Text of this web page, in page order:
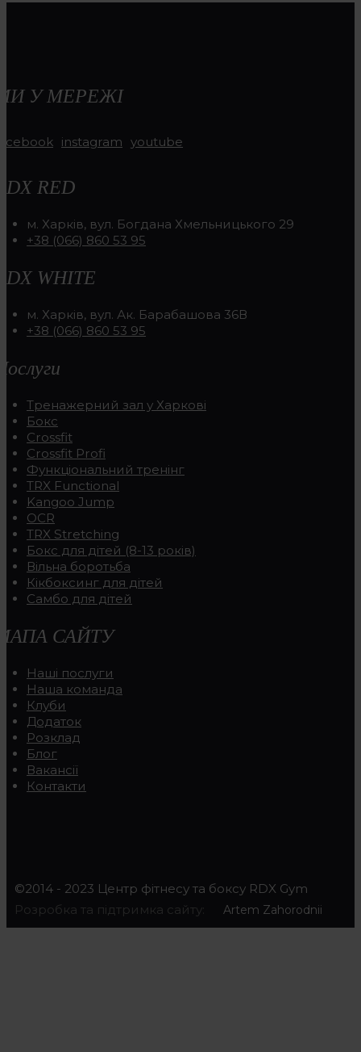
У МЕРЕЖІ
instagram youtube
RED
м. Харків, вул. Богдана Хмельницького 29
+38 (066) 860 53 95
WHITE
м. Харків, вул. Ак. Барабашова 36В
+38 (066) 860 53 95
Тренажерний зал у Харкові
Бокс
Crossfit
Crossfit Profi
Функціональний тренінг
TRX Functional
Kangoo Jump
OCR
TRX Stretching
Бокс для дітей (8-13 років)
Вільна боротьба
Кікбоксинг для дітей
Самбо для дітей
САЙТУ
Наші послуги
Наша команда
Клуби
Додаток
Розклад
Блог
Вакансії
Контакти
©2014 - 2023 Центр фітнесу та боксу RDX Gym
Розробка та підтримка сайту:
Artem Zahorodnii